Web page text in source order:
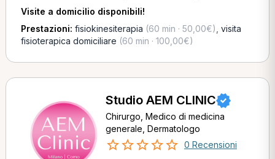
Visite a domicilio disponibili!
Prestazioni: fisiokinesiterapia (60 min · 50,00€) visita
fisioterapica domiciliare (60 min · 100,00€)
Studio AEM CLINIC
Chirurgo, Medico di medicina
generale, Dermatologo
0 Recensioni